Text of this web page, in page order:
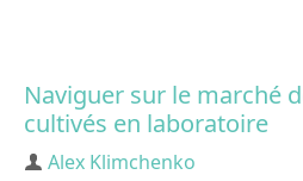
Naviguer sur le marché
cultivés en laboratoire
Auteur
Alex Klimchenko